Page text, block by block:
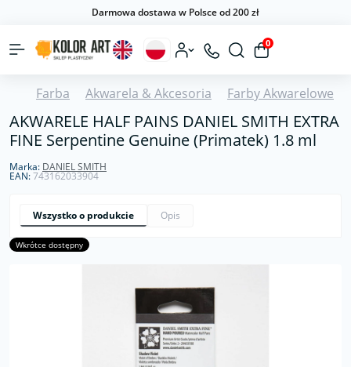
Darmowa dostawa w Polsce od 200 zł
0
Farba Akwarela & Akcesoria Farby Akwarelowe
AKWARELE HALF PAINS DANIEL SMITH EXTRA
FINE Serpentine Genuine (Primatek) 1.8 ml
Marka: DANIEL SMITH
EAN:743162033904
Wszystko o produkcie Opis
Wkrótce dostępny